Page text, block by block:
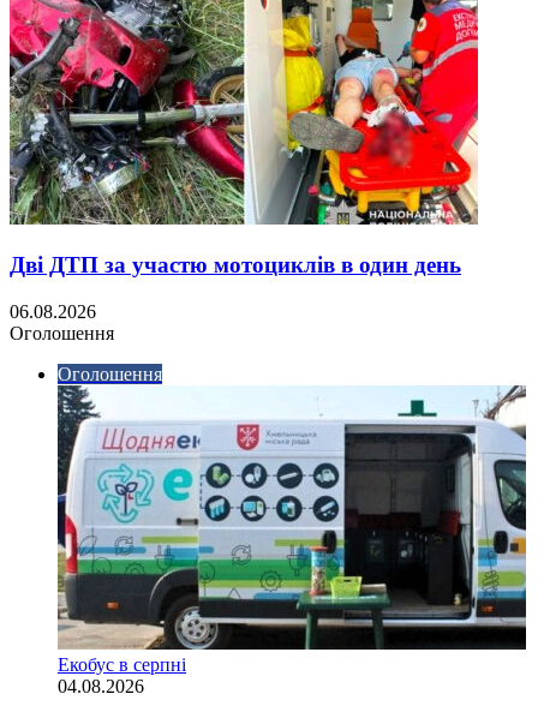
Дві ДТП за участю мотоциклів в один день
06.08.2026
Оголошення
Оголошення
Екобус в серпні
04.08.2026